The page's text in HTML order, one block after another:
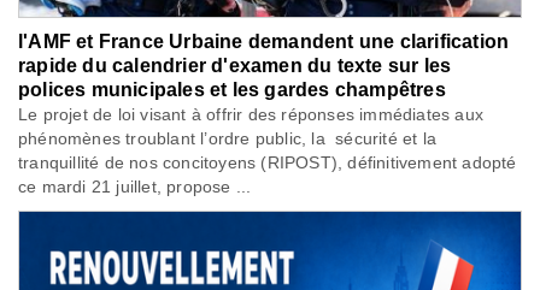
l'AMF et France Urbaine demandent une clarification
rapide du calendrier d'examen du texte sur les
polices municipales et les gardes champêtres
Le projet de loi visant à offrir des réponses immédiates aux
phénomènes troublant l’ordre public, la sécurité et la
tranquillité de nos concitoyens (RIPOST), définitivement adopté
ce mardi 21 juillet, propose ...